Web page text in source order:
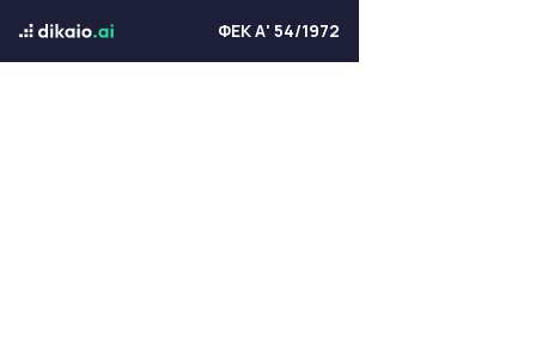
ΦΕΚ Α' 54/1972